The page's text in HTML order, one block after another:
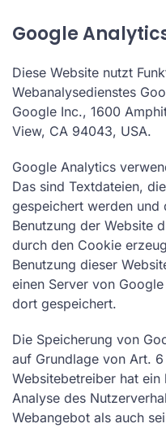
Google
Diese Website nutzt
Webanalysedienstes
Google Inc., 1600
View, CA 94043, USA.
Google Analytics
Das sind Textdateien,
gespeichert werden und
Benutzung der Website
durch den Cookie
Benutzung dieser
einen Server von
dort gespeichert.
Die Speicherung von
auf Grundlage von Art.
Websitebetreiber hat
Analyse des
Webangebot als auch